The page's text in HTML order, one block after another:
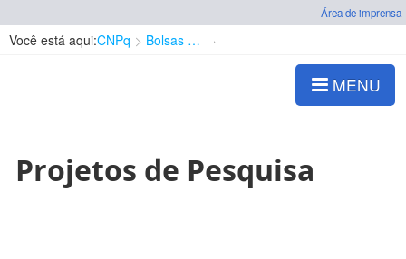
Área de imprensa
Você está aqui:CNPq Bolsas e Auxílios Vigentes
MENU
Projetos de Pesquisa